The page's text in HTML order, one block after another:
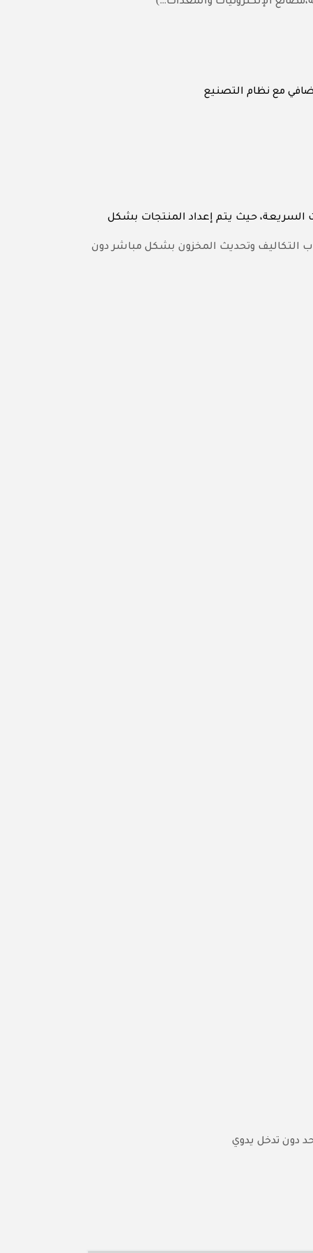
الإلكترونيات والمعدات…
مع نظام التصنيع
حيث يتم إعداد المنتجات بشكل
التكاليف وتحديث المخزون بشكل مباشر دون
دون تدخل يدوي